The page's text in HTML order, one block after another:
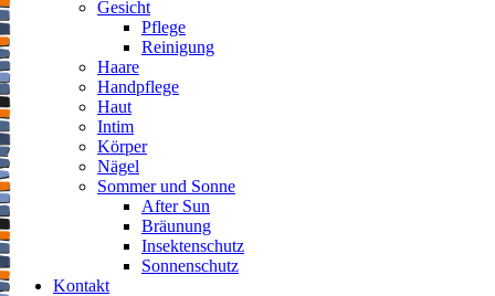
Gesicht
Pflege
Reinigung
Haare
Handpflege
Haut
Intim
Körper
Nägel
Sommer und Sonne
After Sun
Bräunung
Insektenschutz
Sonnenschutz
Kontakt